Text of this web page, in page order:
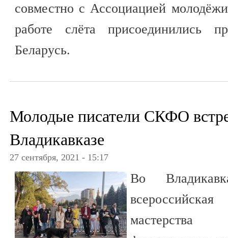
совместно с Ассоциацией
работе слёта присоединились
Беларусь.
Молодые писатели СКФО
Владикавказе
27 сентября, 2021 - 15:17
Во
мастерства